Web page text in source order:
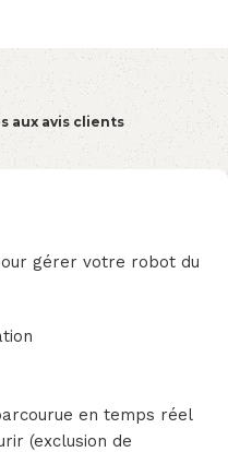
aux avis clients
gérer votre robot du
en temps réel
(exclusion de